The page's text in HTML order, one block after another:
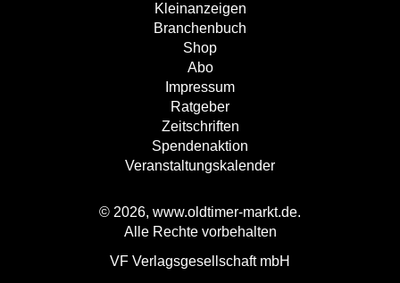
Kleinanzeigen
Branchenbuch
Shop
Abo
Impressum
Ratgeber
Zeitschriften
Spendenaktion
Veranstaltungskalender
© 2026, www.oldtimer-markt.de.
Alle Rechte vorbehalten
VF Verlagsgesellschaft mbH